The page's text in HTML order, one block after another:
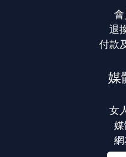
退
付款
媒
女